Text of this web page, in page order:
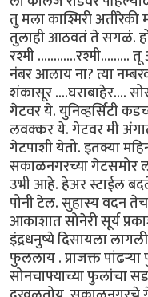
तु मला काश्मिरी अतीरेकी
तुलाही आठवतं ते सगळं.
रश्मी
नंबर आलाय ना? त्या
शंकासूर ....घराबाहेर....
गेटवर ये. युनिव्हर्सिटी
लवक्कर ये. गेटवर मी
गेटपाशी येतो. इतक्या
सकाळनगरच्या गेटसमोर
उभी आहे. हेअर स्टाईल
पोनी टेल. सुहास्य वदन
आकाशात सोनेरी सूर्य
इंद्रधनुष्ये दिसायला
फुललाय . प्राजक्त
सोनचाफ्याच्या फुलांचा